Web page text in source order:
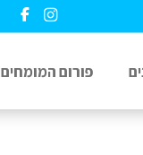
פורום המומחים